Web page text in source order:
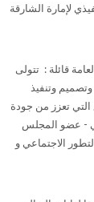
لإمارة الشارقة
قائلة : تتولى
أنشئت بموجب المرسوم الأميري رقم (9) لسنة 2000م دراسة وتصميم وتنفيذ
التي تعزز من جودة
- عضو المجلس
الاجتماعي و